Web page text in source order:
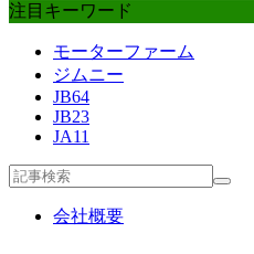
注目キーワード
モーターファーム
ジムニー
JB64
JB23
JA11
会社概要